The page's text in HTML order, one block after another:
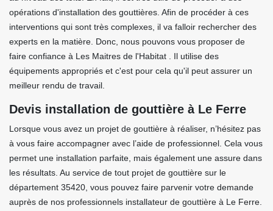
opérations d'installation des gouttières. Afin de procéder à ces
interventions qui sont très complexes, il va falloir rechercher des
experts en la matière. Donc, nous pouvons vous proposer de
faire confiance à Les Maitres de l'Habitat . Il utilise des
équipements appropriés et c'est pour cela qu'il peut assurer un
meilleur rendu de travail.
Devis installation de gouttière à Le Ferre
Lorsque vous avez un projet de gouttière à réaliser, n’hésitez pas
à vous faire accompagner avec l’aide de professionnel. Cela vous
permet une installation parfaite, mais également une assure dans
les résultats. Au service de tout projet de gouttière sur le
département 35420, vous pouvez faire parvenir votre demande
auprès de nos professionnels installateur de gouttière à Le Ferre.